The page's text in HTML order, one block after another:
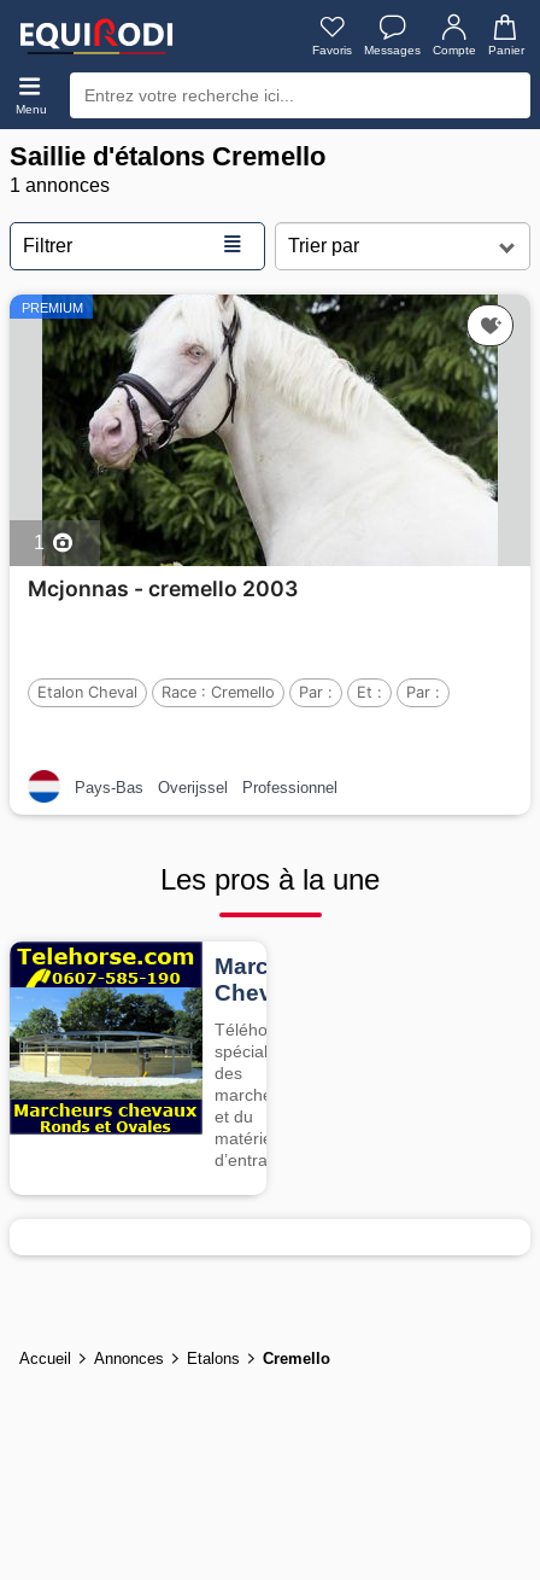
Favoris Messages Compte Panier
Menu
Saillie d'étalons Cremello
1 annonces
Filtrer ≣
PREMIUM
1
Mcjonnas - cremello 2003
Etalon Cheval Race : Cremello Par : Et : Par :
Pays-Bas Overijssel Professionnel
Les pros à la une
Marcheurs
Chevaux
Téléhorse,
spécialiste
des
marcheurs
et du
matériel
d’entrainement
Accueil Annonces Etalons Cremello